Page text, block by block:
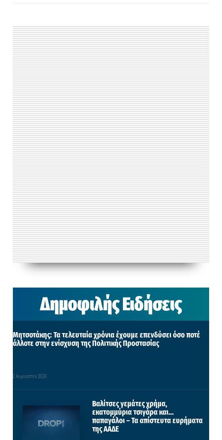
Δημοφιλής Ειδήσεις
Μητσοτάκης: Τα τελευταία χρόνια έχουμε επενδύσει όσο ποτέ
άλλοτε στην ενίσχυση της Πολιτικής Προστασίας
2 Αυγούστου 2026
Βαλίτσες γεμάτες χρήμα,
εκατομμύρια τσιγάρα και…
παπαγάλοι – Τα απίστευτα ευρήματα
της ΑΑΔΕ